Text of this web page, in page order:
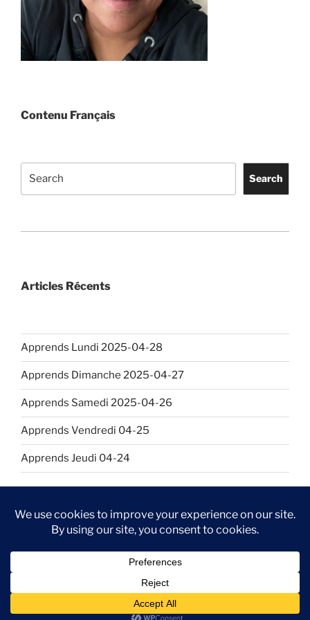
Contenu Français
Search
Articles Récents
Apprends Lundi 2025-04-28
Apprends Dimanche 2025-04-27
Apprends Samedi 2025-04-26
Apprends Vendredi 04-25
Apprends Jeudi 04-24
Github LinkedInKaggle
Proudly powered by WordPress